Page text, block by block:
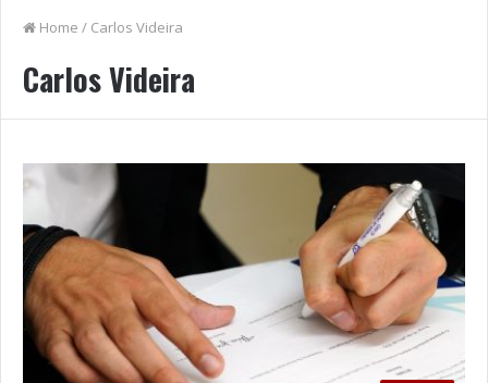
Home / Carlos Videira
Carlos Videira